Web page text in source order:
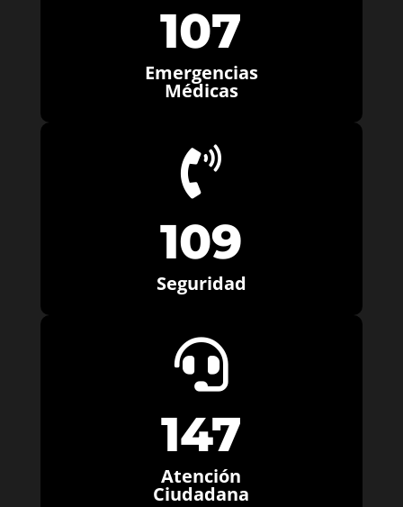
107
Emergencias
Médicas

109
Seguridad

147
Atención
Ciudadana